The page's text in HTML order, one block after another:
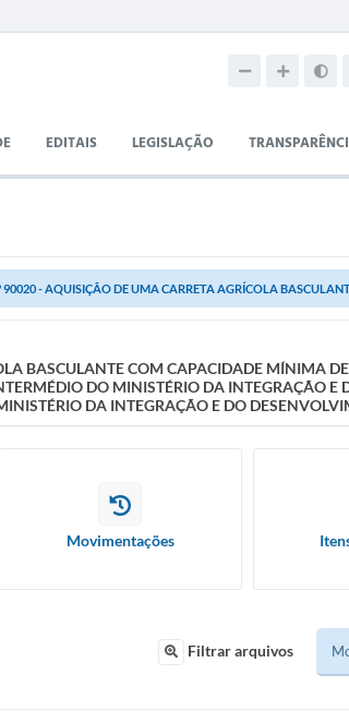
EDITAIS LEGISLAÇÃO
90020 - AQUISIÇÃO DE UMA CARRETA AGRÍCOLA
BASCULANTE COM CAPACIDADE MÍNIMA
DO MINISTÉRIO DA INTEGRAÇÃO E
DA INTEGRAÇÃO E DO
Movimentações
Filtrar arquivos